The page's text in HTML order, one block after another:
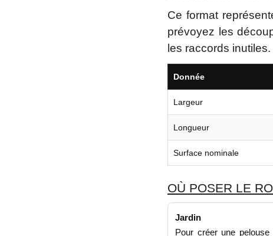
Ce format
prévoyez les
les raccords inutiles.
Donnée
Largeur
Longueur
Surface nominale
OÙ POSER LE
Jardin
Pour créer une pelouse